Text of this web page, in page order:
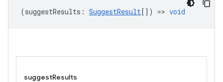
(suggestResults : SuggestResult[]) => void
suggestResults